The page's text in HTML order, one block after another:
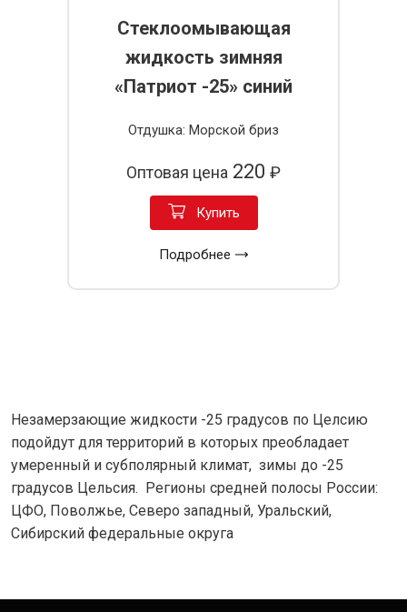
Стеклоомывающая
жидкость зимняя
«Патриот -25» синий
Отдушка: Морской бриз
Оптовая цена 220 ₽
Купить
Подробнее
Незамерзающие жидкости -25 градусов по Целсию
подойдут для территорий в которых преобладает
умеренный и субполярный климат, зимы до -25
градусов Цельсия. Регионы средней полосы России:
ЦФО, Поволжье, Северо западный, Уральский,
Сибирский федеральные округа